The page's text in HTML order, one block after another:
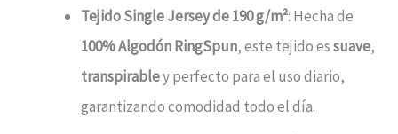
Tejido Single Jersey de 190 g/m²: Hecha de
100% Algodón RingSpun, este tejido essuave,
transpirabley perfecto para el uso diario,
garantizando comodidad todo el día.